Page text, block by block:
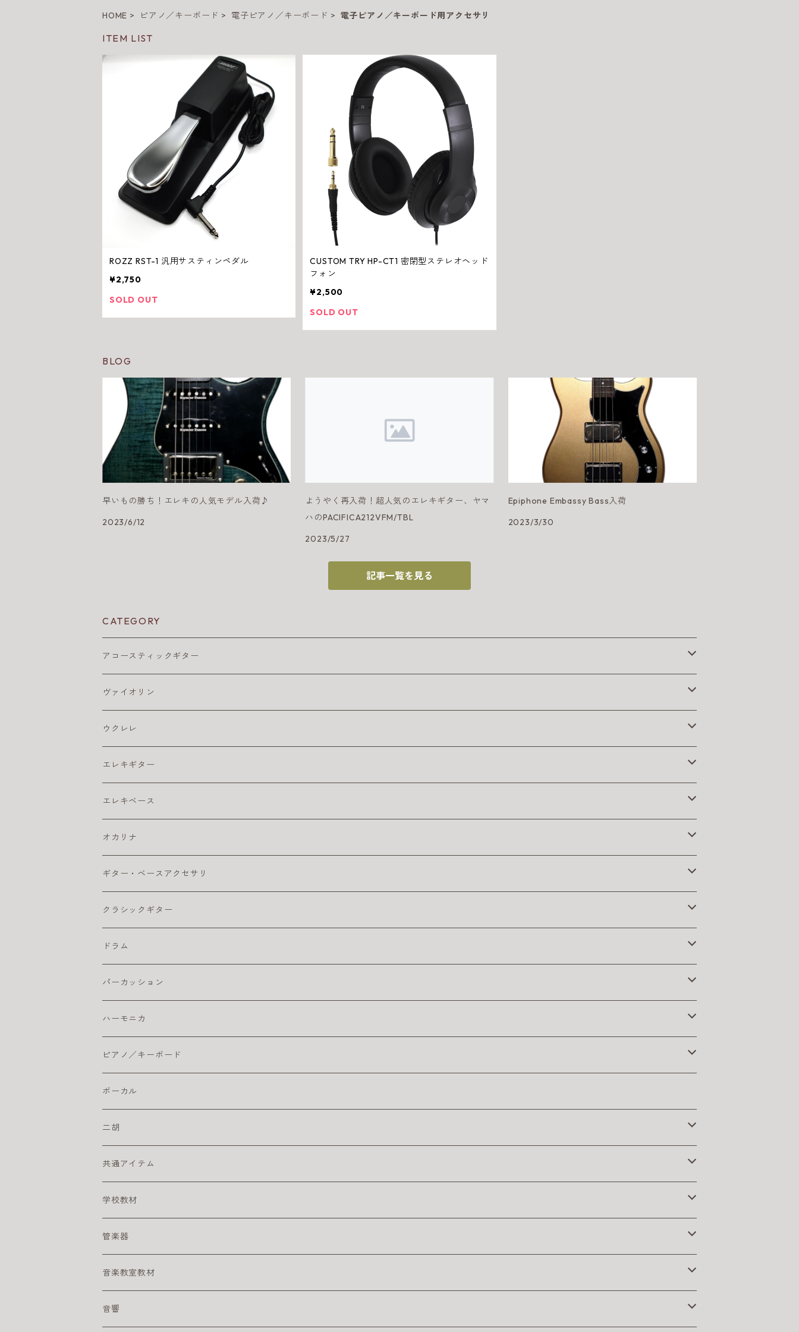
HOME ピアノ／キーボード 電子ピアノ／キーボード 電子ピアノ／キーボード用アクセサリ
ITEM LIST
ROZZ RST-1 汎用サスティンペダル
¥2,750
SOLD OUT
CUSTOM TRY HP-CT1 密閉型ステレオヘッド
フォン
¥2,500
SOLD OUT
BLOG
早いもの勝ち！エレキの人気モデル入荷♪
2023/6/12
ようやく再入荷！超人気のエレキギター、ヤマ
ハのPACIFICA212VFM/TBL
2023/5/27
Epiphone Embassy Bass入荷
2023/3/30
記事一覧を見る
CATEGORY
アコースティックギター
アコギ アクセサリ
アコギ チューナー
アコギ ピックアップ
ピック
楽器ケーブル
アコギ アンプ
アコギ 弦
アコギ弦 お買得パック
コーティング弦
アコギ本体
おとなにおすすめのアコギ
ライブにおすすめのアコギ
ヴァイオリン
バイオリン弦
4/4
松脂
ウクレレ
ウクレレ アクセサリ
ウクレレ チューナー
ウクレレ ピックアップ
ウクレレベース
コンサート・ウクレレ
ウクレレ初心者セット
ライブにおすすめのウクレレ
ソプラノ ウクレレ
プレゼント向きのウクレレ
初心者セット／ソプラノウクレレ
テナー・ウクレレ
エレキギター
エレキ アクセサリ
カポ
ギター チューナー
楽器ケーブル
エレキ アンプ
エレキ エフェクター
エレキギター弦
エレキ弦 お買得パック
エレキギター本体
おとなにオススメのエレキギター
こどもにオススメのエレキギター
エレキベース
ベース アクセサリ
クリーナー・ワックス
その他
ベース エフェクター
ベース 弦
ベースアンプ
練習用ベースアンプ
ベース本体
ライブにおすすめのベース
初心者におすすめのベース
オカリナ
アルト
初心者におすすめのオカリナ（アルト）
ソプラノ
初心者におすすめのオカリナ
テナー
ギター・ベースアクセサリ
カポタスト
ギターチューナー
クリーナー・ワックス
ストラップ
その他
ヘッドフォン
ピック
ピックアップ
楽器ケーブル
クラシックギター
クラシック アクセサリ
ギター チューナー
クラシックギター ピックアップ
クラシックギター弦
コーティング弦
クラシックギター本体
おとなにおすすめのクラシックギター
こどもにオススメのクラシックギター
ドラム
ドラム アクセサリ
その他
ドラムセット
おすすめのドラムセット
ドラム・アクセサリー
スタンド
ペダル
シンバル
電子ドラム用アンプ
ドラムスティック
パーカッション
初心者におすすめ
カホン本体
カリンバ
ハーモニカ
テンホールズ（ブルースハープ）
スズキ
複音ハーモニカ
スズキ
ピアノ／キーボード
電子ピアノ／キーボード
キーボードアンプ
初心者におすすめのキーボード
ボーカル
二胡
二胡セット
初心者におすすめの二胡
共通アイテム
クリーナー
その他
ヘッドフォン
ライブに便利なグッズ
学校教材
リコーダー
アルト リコーダー
ソプラノ リコーダー
鍵盤ハーモニカ
メロディオン パーツ
管楽器
アルトサックス
サックスリード
テナーサックス
音楽教室教材
幼児向け
音響